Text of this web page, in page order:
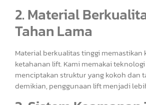
2. Material
Tahan Lama
Material berkualitas tinggi memastikan
ketahanan lift. Kami memakai
menciptakan struktur yang kokoh dan
demikian, penggunaan lift menjadi